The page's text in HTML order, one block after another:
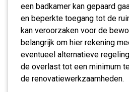
een badkamer kan gepaard
en beperkte toegang tot de
kan veroorzaken voor de
belangrijk om hier rekening
eventueel alternatieve
de overlast tot een minimum
de renovatiewerkzaamheden.